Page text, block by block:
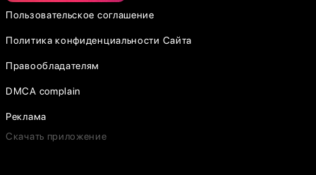
Пользовательское соглашение
Политика конфиденциальности Сайта
Правообладателям
DMCA complain
Реклама
Скачать приложение